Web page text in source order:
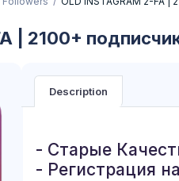
| 2100+
Description
- Старые
- Регистрация